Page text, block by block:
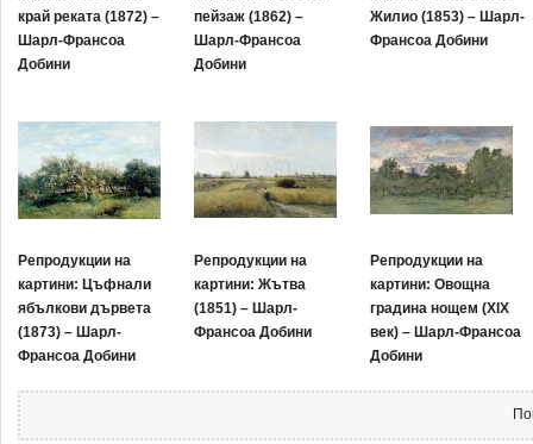
край реката (1872) –
Шарл-Франсоа
Добини
пейзаж (1862) –
Шарл-Франсоа
Добини
Жилио (1853) – Шарл-
Франсоа Добини
Репродукции на
картини: Цъфнали
ябълкови дървета
(1873) – Шарл-
Франсоа Добини
Репродукции на
картини: Жътва
(1851) – Шарл-
Франсоа Добини
Репродукции на
картини: Овощна
градина нощем (XIX
век) – Шарл-Франсоа
Добини